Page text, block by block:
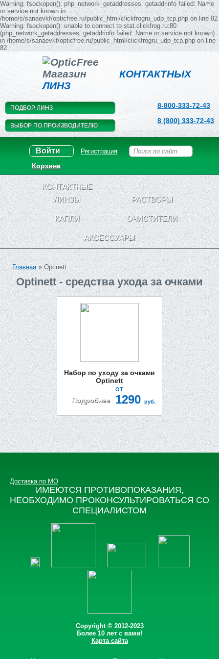
Warning: fsockopen(): php_network_getaddresses: getaddrinfo failed: Name
or service not known in
/home/s/sanaevkf/opticfree.ru/public_html/clickfrogru_udp_tcp.php on line 82
Warning: fsockopen(): unable to connect to stat.clickfrog.ru:80
(php_network_getaddresses: getaddrinfo failed: Name or service not known)
in /home/s/sanaevkf/opticfree.ru/public_html/clickfrogru_udp_tcp.php on line
82
Магазин КОНТАКТНЫХ
ЛИНЗ
ПОДБОР ЛИНЗ
ВЫБОР ПО ПРОИЗВОДИТЕЛЮ
8-800-333-72-43
8 (800) 333-72-43
Войти Регистрация
Корзина
КОНТАКТНЫЕ
ЛИНЗЫ
РАСТВОРЫ
КАПЛИ ОЧИСТИТЕЛИ
АКСЕССУАРЫ
Главная » Optinett
Optinett - средства ухода за очками
Набор по уходу за очками
Optinett
Подробнее
ОТ
1290 руб.
Copyright © 2012-2023
Более 10 лет с вами!
Карта сайта
ИМЕЮТСЯ ПРОТИВОПОКАЗАНИЯ,
НЕОБХОДИМО ПРОКОНСУЛЬТИРОВАТЬСЯ СО
СПЕЦИАЛИСТОМ
Доставка по МО